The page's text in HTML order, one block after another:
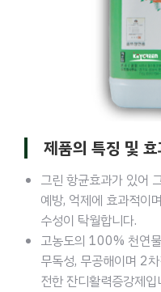
제품의 특징 및
그린 항균효과가 있어
예방, 억제에 효과적이
수성이 탁월합니다.
고농도의 100% 천연
무독성, 무공해이며 2
전한 잔디활력증강제입